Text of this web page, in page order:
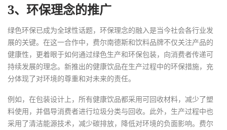
3、环保理念的推广
绿色环保已成为全球性话题，环保理念的融入是当今社会各行业发
展的关键。在这一合作中，费尔南德斯和饮料品牌不仅关注产品的
健康性，更着眼于如何通过绿色生产和环保包装，向消费者传递可
持续发展的理念。新推出的健康饮品在生产过程中的环保措施，充
分体现了对环境的尊重和对未来的责任。
例如，在包装设计上，所有健康饮品都采用可回收材料，减少了塑
料使用，并倡导消费者进行垃圾分类与回收。此外，生产过程中也
采用了清洁能源技术，减少碳排放，降低对环境的负面影响。费尔